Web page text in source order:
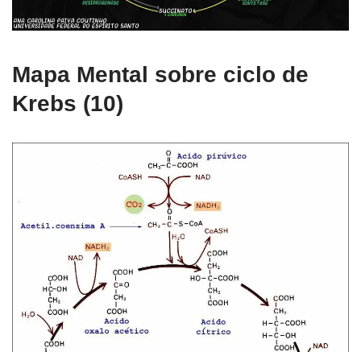
Mapa Mental sobre ciclo de
Krebs (10)